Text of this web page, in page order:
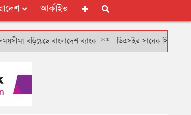
আর্কাইভ
বাংলাদেশ ব্যাংক** ডিএসইর সাবেক সিআরও খাইরুল